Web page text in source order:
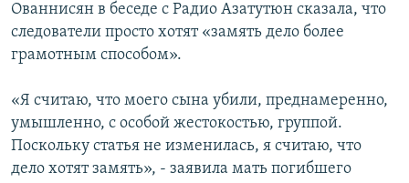
Ованнисян в беседе с Радио Азатутюн сказала, что
следователи просто хотят «замять дело более
грамотным способом».
«Я считаю, что моего сына убили, преднамеренно,
умышленно, с особой жестокостью, группой.
Поскольку статья не изменилась, я считаю, что
дело хотят замять», - заявила мать погибшего